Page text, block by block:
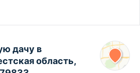
дачу в
область,